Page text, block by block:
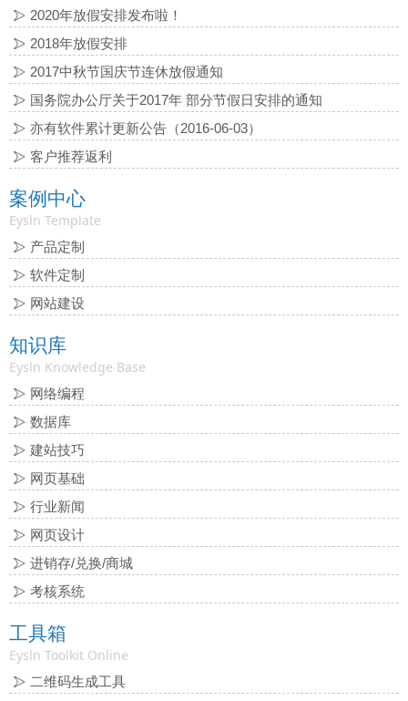
2020年放假安排发布啦！
2018年放假安排
2017中秋节国庆节连休放假通知
国务院办公厅关于2017年 部分节假日安排的通知
亦有软件累计更新公告（2016-06-03）
客户推荐返利
案例中心
Eysln Template
产品定制
软件定制
网站建设
知识库
Eysln Knowledge Base
网络编程
数据库
建站技巧
网页基础
行业新闻
网页设计
进销存/兑换/商城
考核系统
工具箱
Eysln Toolkit Online
二维码生成工具